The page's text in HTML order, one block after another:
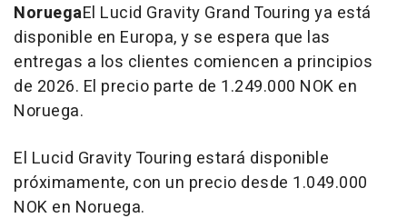
NoruegaEl Lucid Gravity Grand Touring ya está
disponible en Europa, y se espera que las
entregas a los clientes comiencen a principios
de 2026. El precio parte de 1.249.000 NOK en
Noruega.
El Lucid Gravity Touring estará disponible
próximamente, con un precio desde 1.049.000
NOK en Noruega.